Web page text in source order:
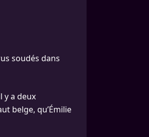
soudés dans
y a deux
belge, qu’Émilie